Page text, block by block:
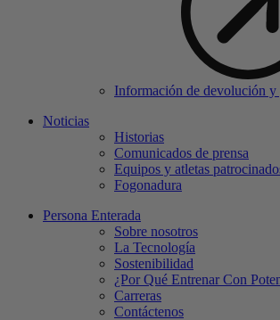
Información de devolución y
Noticias
Historias
Comunicados de prensa
Equipos y atletas
Fogonadura
Persona Enterada
Sobre nosotros
La Tecnología
Sostenibilidad
¿Por Qué Entrenar Con
Carreras
Contáctenos